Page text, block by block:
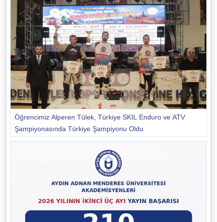
Öğrencimiz Alperen Tülek, Türkiye SKIL Enduro ve ATV
Şampiyonasında Türkiye Şampiyonu Oldu